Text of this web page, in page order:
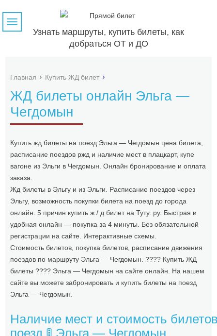
Узнать маршруты, купить билеты, как
добраться ОТ и ДО
Навигация
Главная Купить ЖД билет
ЖД билеты онлайн Эльга —
Чегдомын
Купить жд билеты на поезд Эльга — Чегдомын цена билета,
расписание поездов ржд и наличие мест в плацкарт, купе
вагоне из Эльги в Чегдомын. Онлайн бронирование и оплата
заказа.
Жд билеты в Эльгу и из Эльги. Расписание поездов через
Эльгу, возможность покупки билета на поезд до города
онлайн. 5 причин купить ж / д билет на Туту. ру. Быстрая и
удобная онлайн — покупка за 4 минуты. Без обязательной
регистрации на сайте. Интерактивные схемы.
Стоимость билетов, покупка билетов, расписание движения
поездов по маршруту Эльга — Чегдомын. ???? Купить ЖД
билеты ???? Эльга — Чегдомын на сайте онлайн. На нашем
сайте вы можете забронировать и купить билеты на поезд
Эльга — Чегдомын.
Наличие мест и стоимость
поезд 🚦 Эльга — Чегдомын